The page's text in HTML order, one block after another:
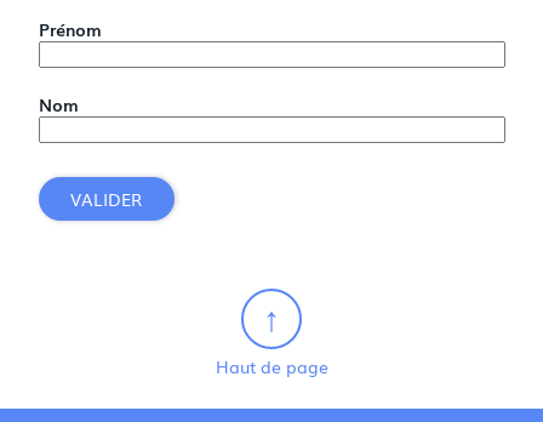
Prénom
Nom
VALIDER
Haut de page